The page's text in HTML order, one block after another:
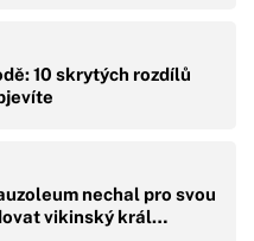
10 skrytých rozdílů
nechal pro svou
vikinský král…